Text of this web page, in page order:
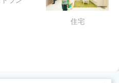
住宅